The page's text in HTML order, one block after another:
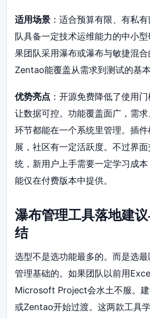
适用场景 ：适合预算有限、有私
队具备一定技术运维能力的中小
果团队采用瀑布或瀑布与敏捷混合
Zentao能覆盖从需求到测试的基本
优势亮点 ：开源免费降低了使用
让数据可控。功能覆盖面广，需
环节都能在一个系统里管理。插
展，社区有一定活跃度。不过界
统，新用户上手需要一定学习成
能仅在付费版本中提供。
瀑布管理工具落地建
结
选型不是选功能最多的。而是选
管理基础的。如果团队以前用
Microsoft Project会水土不服。
或Zentao开始过渡。这两款工具